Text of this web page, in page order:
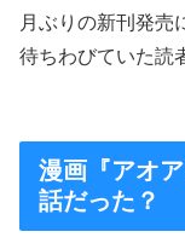
月ぶりの新刊発売
待ちわびていた読
漫画『アオ
話だった？